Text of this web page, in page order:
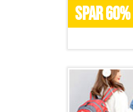
SPAR 60%